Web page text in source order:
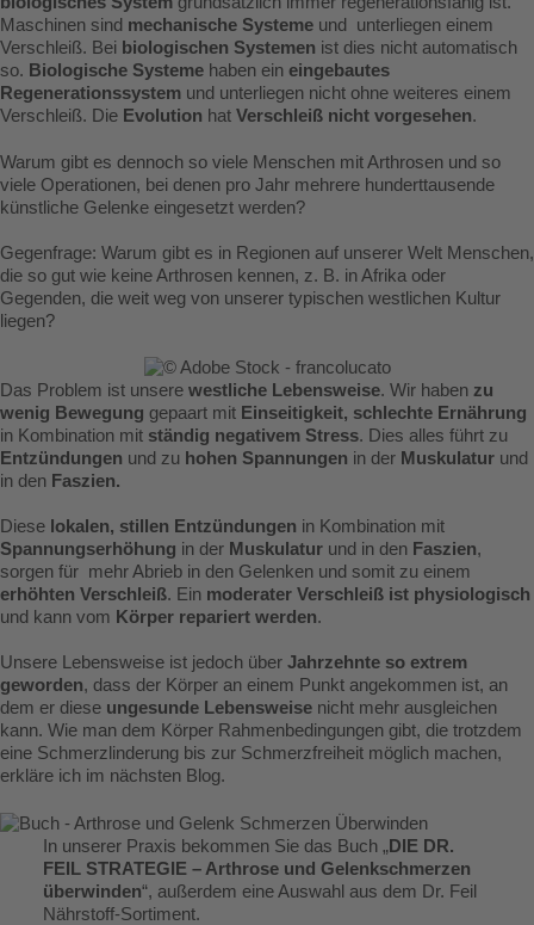
Maschinen sind mechanische Systeme und unterliegen einem
Verschleiß. Bei biologischen Systemen ist dies nicht automatisch
so. Biologische Systeme haben ein eingebautes
Regenerationssystem und unterliegen nicht ohne weiteres einem
Verschleiß. Die Evolution hat Verschleiß nicht vorgesehen.
Warum gibt es dennoch so viele Menschen mit Arthrosen und so
viele Operationen, bei denen pro Jahr mehrere hunderttausende
künstliche Gelenke eingesetzt werden?
Gegenfrage: Warum gibt es in Regionen auf unserer Welt Menschen,
die so gut wie keine Arthrosen kennen, z. B. in Afrika oder
Gegenden, die weit weg von unserer typischen westlichen Kultur
liegen?
Das Problem ist unsere westliche Lebensweise. Wir haben zu
wenig Bewegung gepaart mit Einseitigkeit, schlechte Ernährung
in Kombination mit ständig negativem Stress. Dies alles führt zu
Entzündungen und zu hohen Spannungen in der Muskulatur und
in den Faszien.
Diese lokalen, stillen Entzündungen in Kombination mit
Spannungserhöhung in der Muskulatur und in den Faszien,
sorgen für mehr Abrieb in den Gelenken und somit zu einem
erhöhten Verschleiß. Ein moderater Verschleiß ist physiologisch
und kann vom Körper repariert werden.
Unsere Lebensweise ist jedoch über Jahrzehnte so extrem
geworden, dass der Körper an einem Punkt angekommen ist, an
dem er diese ungesunde Lebensweise nicht mehr ausgleichen
kann. Wie man dem Körper Rahmenbedingungen gibt, die trotzdem
eine Schmerzlinderung bis zur Schmerzfreiheit möglich machen,
erkläre ich im nächsten Blog.
In unserer Praxis bekommen Sie das Buch „DIE DR.
FEIL STRATEGIE – Arthrose und Gelenkschmerzen
überwinden“, außerdem eine Auswahl aus dem Dr. Feil
Nährstoff-Sortiment.